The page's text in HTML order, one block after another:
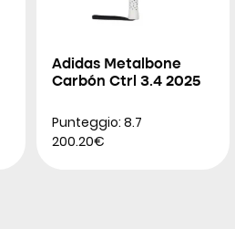
Adidas Metalbone
Carbón Ctrl 3.4 2025
Punteggio: 8.7
200.20€